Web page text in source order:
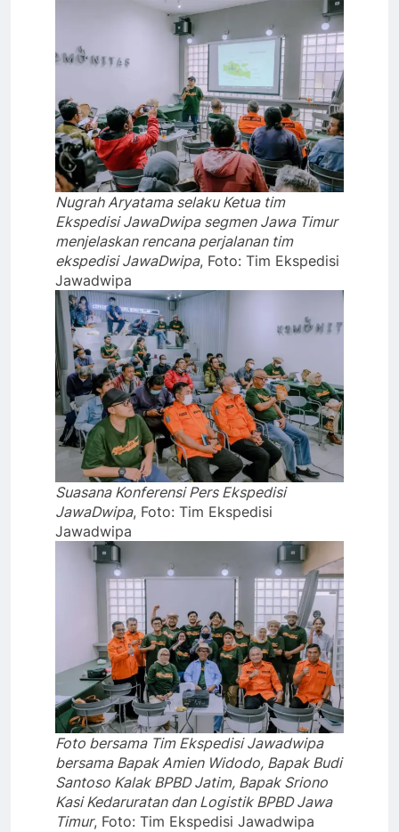
Nugrah Aryatama selaku Ketua tim
Ekspedisi JawaDwipa segmen Jawa Timur
menjelaskan rencana perjalanan tim
ekspedisi JawaDwipa, Foto: Tim Ekspedisi
Jawadwipa
Suasana Konferensi Pers Ekspedisi
JawaDwipa, Foto: Tim Ekspedisi
Jawadwipa
Foto bersama Tim Ekspedisi Jawadwipa
bersama Bapak Amien Widodo, Bapak Budi
Santoso Kalak BPBD Jatim, Bapak Sriono
Kasi Kedaruratan dan Logistik BPBD Jawa
Timur, Foto: Tim Ekspedisi Jawadwipa